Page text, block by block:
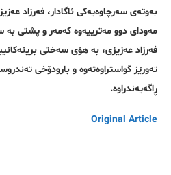
بەوتەی سەرچاوەیەکی ئاگادار، فەرزاد
مەودای دوو مەترییەوە کەمەر و پشتی بە
فەرزاد عەزیزی، بە هۆی سەختی
تەورێز گواستراوەتەوە و بارودۆخی
ڕاگەیەندراوە.
Original Article